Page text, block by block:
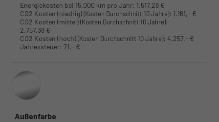
Energiekosten bei 15.000 km pro Jahr: 1.517,28 €
CO2 Kosten (niedrig)(Kosten Durchschnitt 10 Jahre): 1.161,- €
CO2 Kosten (mittel)(Kosten Durchschnitt 10 Jahre):
2.757,38 €
CO2 Kosten (hoch)(Kosten Durchschnitt 10 Jahre): 4.257,- €
Jahressteuer: 71,- €
Außenfarbe